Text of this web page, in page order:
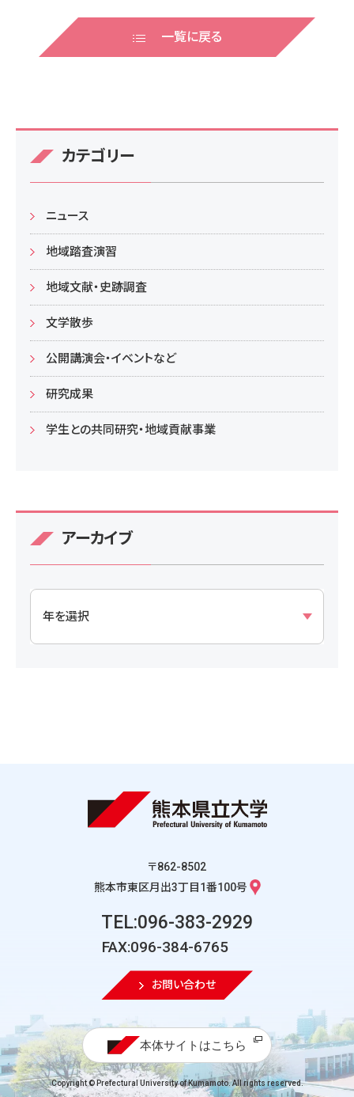
c
b
tt
er
e
一覧に戻る
カテゴリー
ニュース
地域踏査演習
地域文献・史跡調査
文学散歩
公開講演会・イベントなど
研究成果
学生との共同研究・地域貢献事業
アーカイブ
〒862-8502
熊本市東区月出3丁目1番100号
TEL:096-383-2929
FAX:096-384-6765
お問い合わせ
本体サイトはこちら
Copyright © Prefectural University of Kumamoto. All rights reserved.